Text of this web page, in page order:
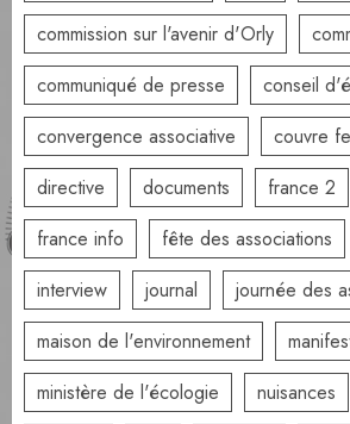
commission sur l'avenir d'Orly
communiqué de presse
conseil
convergence associative
couvre
directive
documents france 2
france info
fête des associations
interview
journal journée des
maison de l'environnement
ministère de l'écologie
nuisances